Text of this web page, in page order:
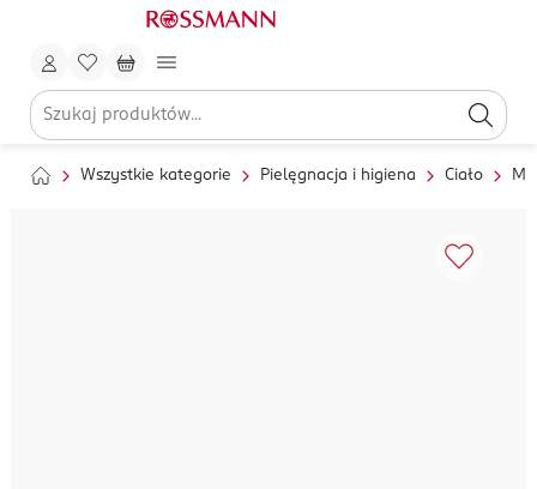
Wszystkie kategorie Pielęgnacja i higiena Ciało